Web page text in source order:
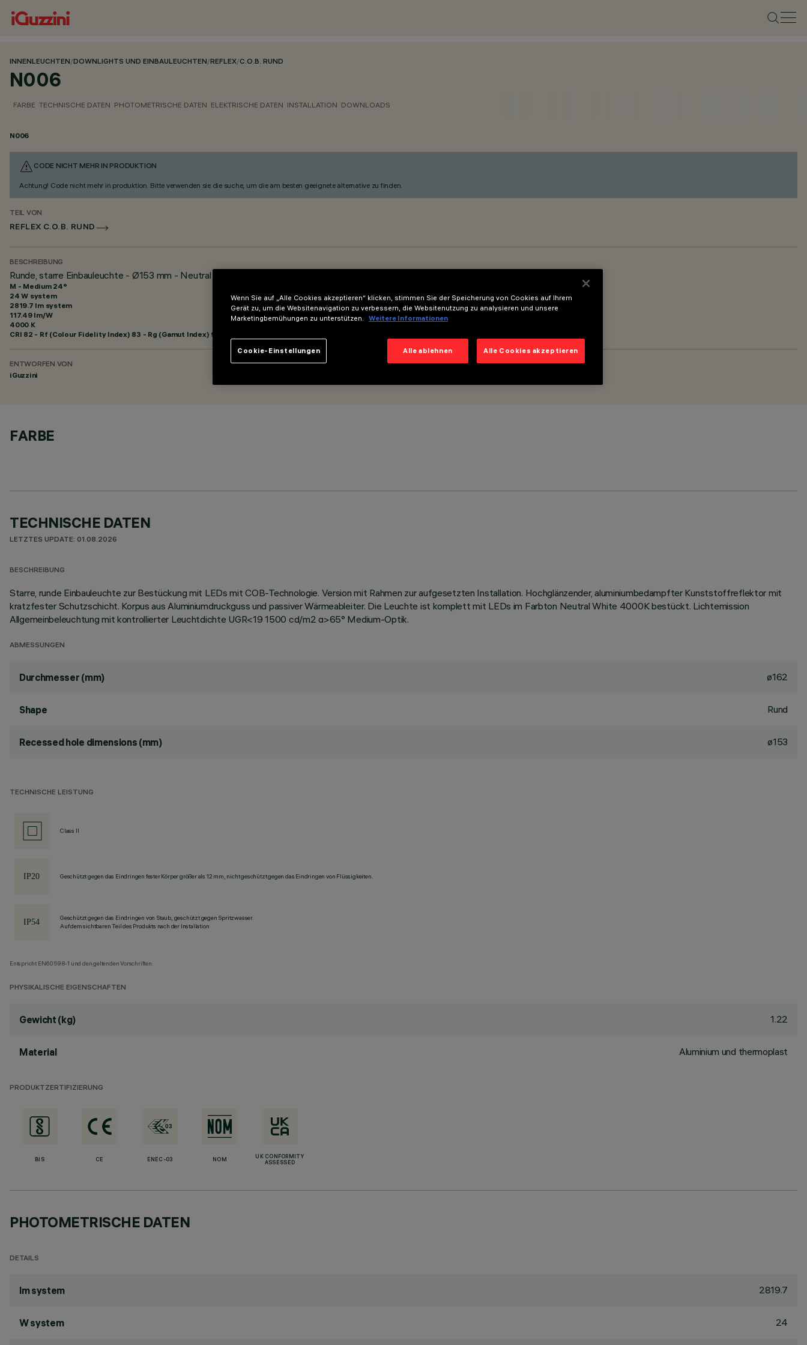
INNENLEUCHTEN/DOWNLIGHTS UND EINBAULEUCHTEN/REFLEX/C.O.B. RUND
N006
FARBE TECHNISCHE DATEN PHOTOMETRISCHE DATEN ELEKTRISCHE DATEN INSTALLATION DOWNLOADS
N006
CODE NICHT MEHR IN PRODUKTION
Achtung! Code nicht mehr in produktion. Bitte verwenden sie die suche, um die am besten geeignete alternative zu finden.
TEIL VON
REFLEX C.O.B. RUND
BESCHREIBUNG
Runde, starre Einbauleuchte - Ø153 mm - Neutral White - Medium-Optik - UGR<19
M - Medium 24°
24 W system
2819.7 lm system
117.49 lm/W
4000 K
CRI 82 - Rf (Colour Fidelity Index) 83 - Rg (Gamut Index) 94
ENTWORFEN VON
iGuzzini
FARBE
TECHNISCHE DATEN
LETZTES UPDATE: 01.08.2026
BESCHREIBUNG
Starre, runde Einbauleuchte zur Bestückung mit LEDs mit COB-Technologie. Version mit Rahmen zur aufgesetzten Installation. Hochglänzender, aluminiumbedampfter Kunststoffreflektor mit
kratzfester Schutzschicht. Korpus aus Aluminiumdruckguss und passiver Wärmeableiter. Die Leuchte ist komplett mit LEDs im Farbton Neutral White 4000K bestückt. Lichtemission
Allgemeinbeleuchtung mit kontrollierter Leuchtdichte UGR<19 1500 cd/m2 α>65° Medium-Optik.
ABMESSUNGEN
Durchmesser (mm) ø162
Shape Rund
Recessed hole dimensions (mm) ø153
TECHNISCHE LEISTUNG
Class II
Geschützt gegen das Eindringen fester Körper größer als 12 mm, nicht geschützt gegen das Eindringen von Flüssigkeiten.
Geschützt gegen das Eindringen von Staub, geschützt gegen Spritzwasser.
Auf dem sichtbaren Teil des Produkts nach der Installation
Entspricht EN60598-1 und den geltenden Vorschriften.
PHYSIKALISCHE EIGENSCHAFTEN
Gewicht (kg) 1.22
Material Aluminium und thermoplast
PRODUKTZERTIFIZIERUNG
BIS CE ENEC-03 NOM
UK CONFORMITY
ASSESSED
PHOTOMETRISCHE DATEN
DETAILS
lm system 2819.7
W system 24
Wenn Sie auf „Alle Cookies akzeptieren“ klicken, stimmen Sie der Speicherung von Cookies auf Ihrem
Gerät zu, um die Websitenavigation zu verbessern, die Websitenutzung zu analysieren und unsere
Marketingbemühungen zu unterstützen.
Weitere Informationen
Alle ablehnen Alle Cookies akzeptieren
Cookie-Einstellungen